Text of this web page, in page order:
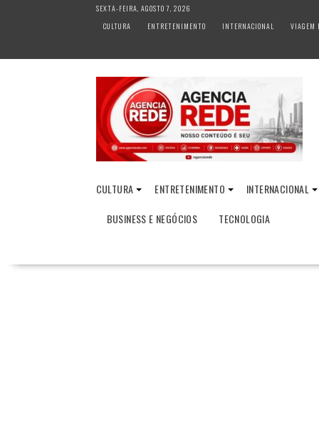
SEXTA-FEIRA, AGOSTO 7, 2026
CULTURA
ENTRETENIMENTO INTERNACIONAL VIAGEM
CULTURA ENTRETENIMENTO INTERNACIONAL
BUSINESS E NEGÓCIOS
TECNOLOGIA